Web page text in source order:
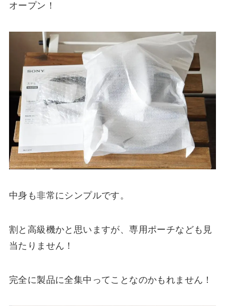
オープン！
中身も非常にシンプルです。
割と高級機かと思いますが、専用ポーチなども見
当たりません！
完全に製品に全集中ってことなのかもれません！